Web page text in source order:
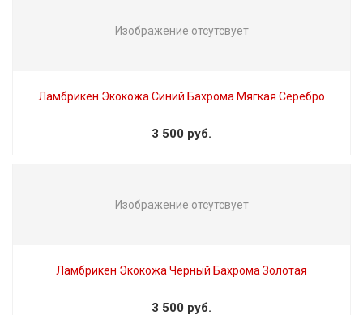
Изображение отсутсвует
Ламбрикен Экокожа Синий Бахрома Мягкая Серебро
3 500 руб.
Изображение отсутсвует
Ламбрикен Экокожа Черный Бахрома Золотая
3 500 руб.